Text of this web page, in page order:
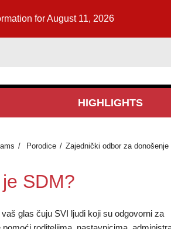
for August 11, 2026
HIGHLIGHTS
Porodice Zajednički odbor za donošenje
SDM?
glas čuju SVI ljudi koji su odgovorni za